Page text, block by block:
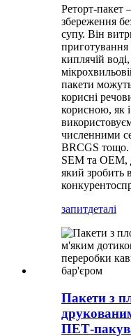
Реторт-пакет
збереження
супу. Він
приготування
киплячій
пакети можуть
корисні
корисною, як
численними
BRCGS
SEM та OEM,
який зробить
запитдеталі
Пакети з
ПЕТ-